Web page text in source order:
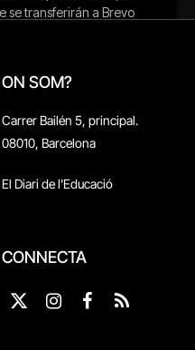
ON SOM?
Carrer Bailén 5, principal.
08010, Barcelona
El Diari de l'Educació
CONNECTA
X
Instagram
Facebook
RSS